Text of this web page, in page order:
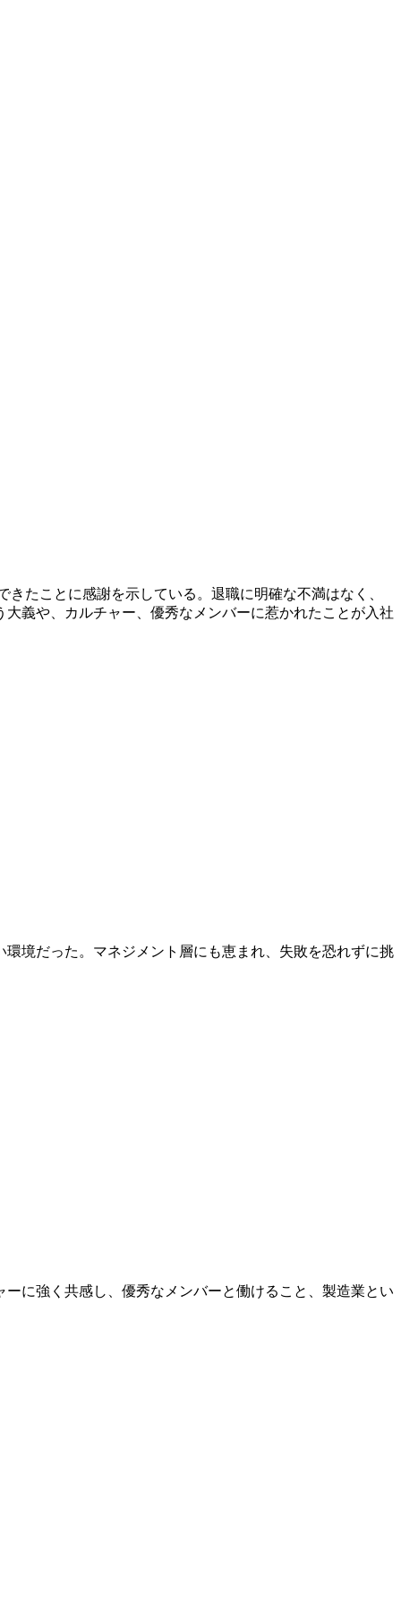
たことに感謝を示している。退職に明確な不満はなく、
義や、カルチャー、優秀なメンバーに惹かれたことが入社
境だった。マネジメント層にも恵まれ、失敗を恐れずに挑
に強く共感し、優秀なメンバーと働けること、製造業とい